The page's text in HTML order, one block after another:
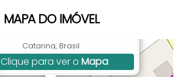
MAPA DO IMÓVEL
Catarina, Brasil
Clique para ver o Mapa